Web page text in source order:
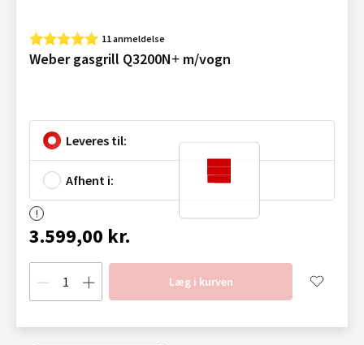
11 anmeldelse
Weber gasgrill Q3200N+ m/vogn
Leveres til:
Afhent i:
3.599,00 kr.
Læg i kurven